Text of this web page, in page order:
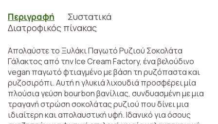
Περιγραφή
Συστατικά
Διατροφικός πίνακας
Απολαύστε το Ξυλάκι Παγωτό Ρυζιού Σοκολάτα
Γάλακτος από την Ice Cream Factory, ένα βελούδινο
vegan παγωτό φτιαγμένο με βάση τη ρυζόπαστα και
ρυζοσιρόπι. Αυτή η γλυκιά λιχουδιά προσφέρει μία
πλούσια γεύση bourbon βανίλιας, συνδυασμένη με μια
τραγανή στρώση σοκολάτας ρυζιού που δίνει μια
ιδιαίτερη και απολαυστική υφή. Ιδανικό για όσους